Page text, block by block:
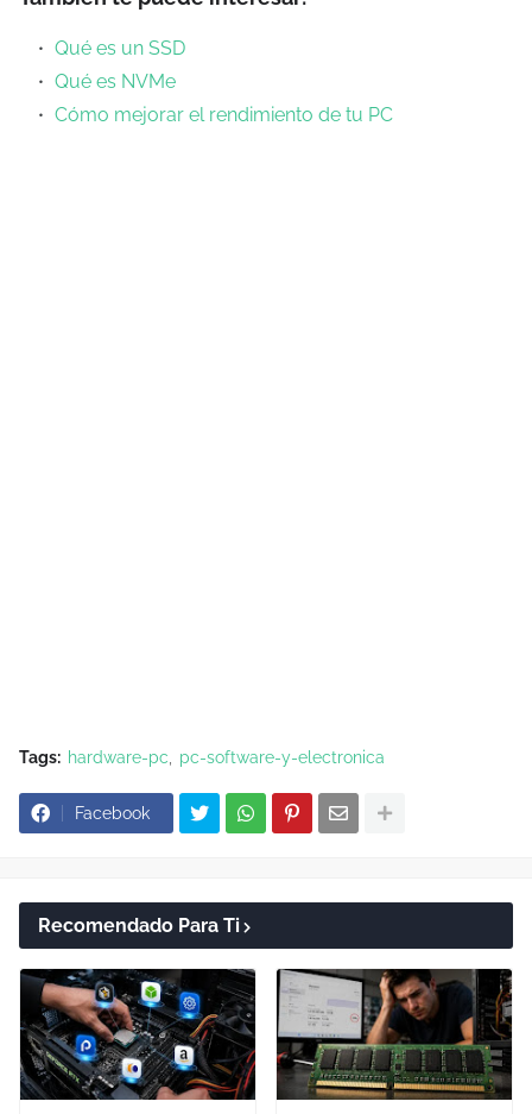
Qué es un SSD
Qué es NVMe
Cómo mejorar el rendimiento de tu PC
Tags: hardware-pc pc-software-y-electronica
Facebook
Recomendado Para Ti